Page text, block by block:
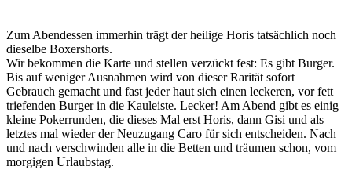
Zum Abendessen immerhin trägt der heilige Horis tatsächlich noch
dieselbe Boxershorts.
Wir bekommen die Karte und stellen verzückt fest: Es gibt Burger.
Bis auf weniger Ausnahmen wird von dieser Rarität sofort
Gebrauch gemacht und fast jeder haut sich einen leckeren, vor fett
triefenden Burger in die Kauleiste. Lecker! Am Abend gibt es einig
kleine Pokerrunden, die dieses Mal erst Horis, dann Gisi und als
letztes mal wieder der Neuzugang Caro für sich entscheiden. Nach
und nach verschwinden alle in die Betten und träumen schon, vom
morgigen Urlaubstag.